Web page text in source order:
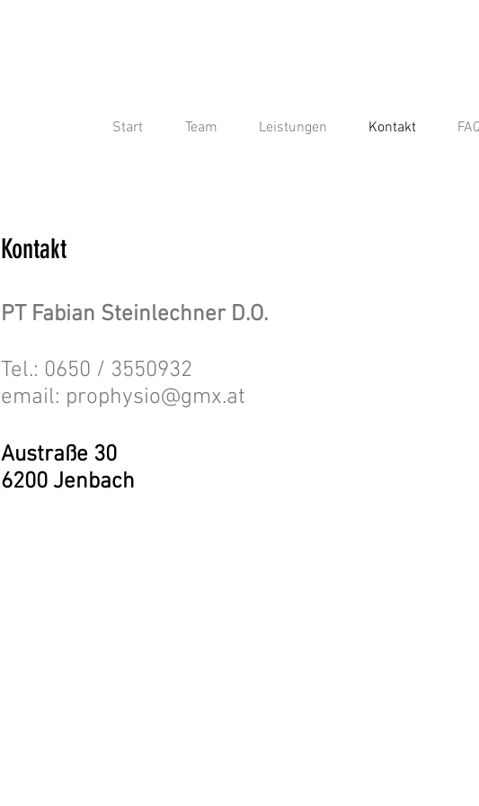
Start Team Leistungen Kontakt
Kontakt
PT Fabian Steinlechner D.O.
Tel.: 0650 / 3550932
email: prophysio@gmx.at
Austraße 30
6200 Jenbach